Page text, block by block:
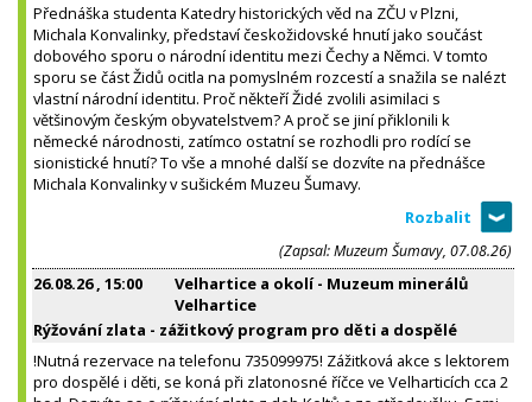
Přednáška studenta Katedry historických věd na ZČU v Plzni,
Michala Konvalinky, představí českožidovské hnutí jako součást
dobového sporu o národní identitu mezi Čechy a Němci. V tomto
sporu se část Židů ocitla na pomyslném rozcestí a snažila se nalézt
vlastní národní identitu. Proč někteří Židé zvolili asimilaci s
většinovým českým obyvatelstvem? A proč se jiní přiklonili k
německé národnosti, zatímco ostatní se rozhodli pro rodící se
sionistické hnutí? To vše a mnohé další se dozvíte na přednášce
Michala Konvalinky v sušickém Muzeu Šumavy.
(Zapsal: Muzeum Šumavy, 07.08.26)
26.08.26, 15:00
Velhartice a okolí - Muzeum minerálů
Velhartice
Rýžování zlata - zážitkový program pro děti a dospělé
!Nutná rezervace na telefonu 735099975! Zážitková akce s lektorem
pro dospělé i děti, se koná při zlatonosné říčce ve Velharticích cca 2